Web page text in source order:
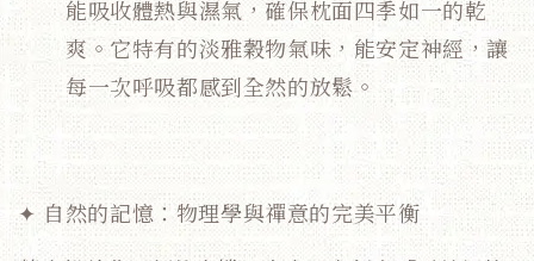
能吸收體熱與濕氣，確保枕面四季如一的乾
爽。它特有的淡雅穀物氣味，能安定神經，讓
每一次呼吸都感到全然的放鬆。
✦ 自然的記憶：物理學與禪意的完美平衡